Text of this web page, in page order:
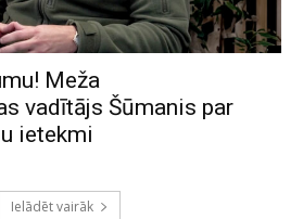
Meža
vadītājs Šūmanis par
ietekmi
Ielādēt vairāk